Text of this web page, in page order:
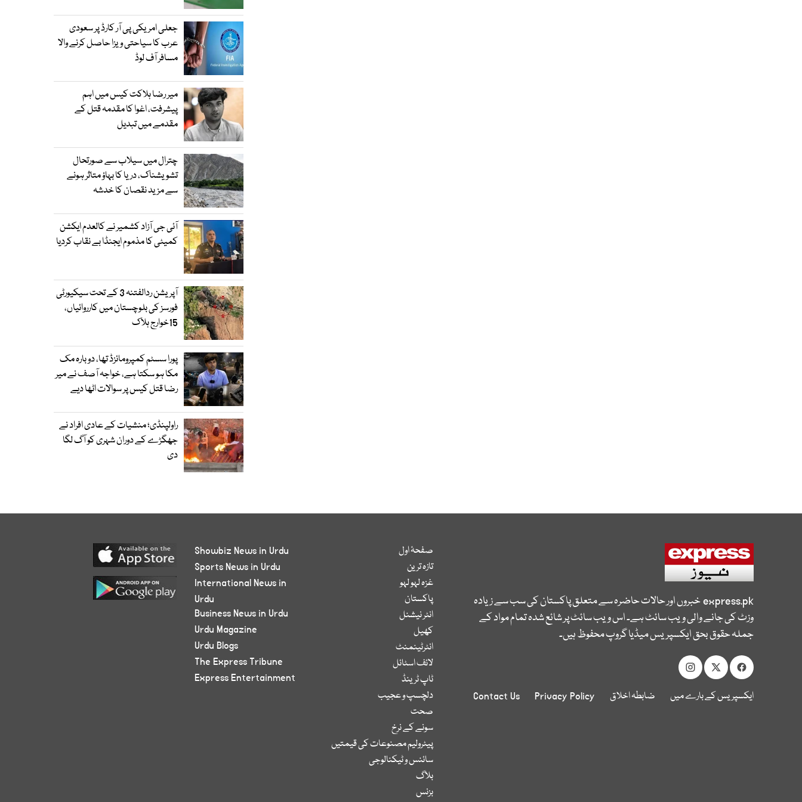
جعلی امریکی پی آر کارڈ پر سعودی
عرب کا سیاحتی ویزا حاصل کرنے والا
مسافر آف لوڈ
میر رضا ہلاکت کیس میں اہم
پیشرفت، اغوا کا مقدمہ قتل کے
مقدمے میں تبدیل
چترال میں سیلاب سے صورتحال
تشویشناک، دریا کا بہاؤ متاثر ہونے
سے مزید نقصان کا خدشہ
آئی جی آزاد کشمیر نے کالعدم ایکشن
کمیٹی کا مذموم ایجنڈا بے نقاب کردیا
آپریشن ردالفتنہ 3 کے تحت سیکیورٹی
فورسز کی بلوچستان میں کارروائیاں،
15خوارج ہلاک
پورا سسٹم کمپرومائزڈ تھا، دوبارہ مک
مکا ہو سکتا ہے، خواجہ آصف نے میر
رضا قتل کیس پر سوالات اٹھا دیے
راولپنڈی؛ منشیات کے عادی افراد نے
جھگڑے کے دوران شہری کو آگ لگا
دی
express.pkخبروں اور حالات حاضرہ سے متعلق پاکستان کی سب سے زیادہ
وزٹ کی جانے والی ویب سائٹ ہے۔ اس ویب سائٹ پر شائع شدہ تمام مواد کے
جملہ حقوق بحق ایکسپریس میڈیا گروپ محفوظ ہیں۔
ایکسپریس کے بارے میں ضابطہ اخلاق Privacy Policy
Contact Us
صفحۂ اول
تازہ ترین
غزہ لہو لہو
پاکستان
انٹر نیشنل
کھیل
انٹرٹینمنٹ
لائف اسٹائل
ٹاپ ٹرینڈ
دلچسپ و عجیب
صحت
سونے کے نرخ
پیٹرولیم مصنوعات کی قیمتیں
سائنس و ٹیکنالوجی
بلاگ
بزنس
Showbiz News in Urdu
Sports News in Urdu
International News in
Urdu
Business News in Urdu
Urdu Magazine
Urdu Blogs
The Express Tribune
Express Entertainment